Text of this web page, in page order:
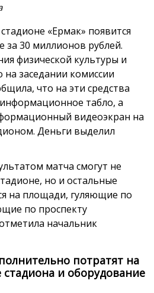
«Ермак» появится
за 30 миллионов рублей.
физической культуры и
на заседании комиссии
что на эти средства
табло, а
видеоэкран на
Деньги выделил
матча смогут не
но и остальные
на площади, гуляющие по
по проспекту
начальник
потратят на
стадиона и оборудование